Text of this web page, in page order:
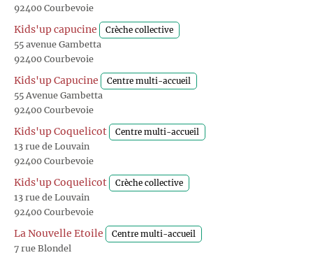
92400 Courbevoie
Kids'up capucine Crèche collective
55 avenue Gambetta
92400 Courbevoie
Kids'up Capucine Centre multi-accueil
55 Avenue Gambetta
92400 Courbevoie
Kids'up Coquelicot Centre multi-accueil
13 rue de Louvain
92400 Courbevoie
Kids'up Coquelicot Crèche collective
13 rue de Louvain
92400 Courbevoie
La Nouvelle Etoile Centre multi-accueil
7 rue Blondel